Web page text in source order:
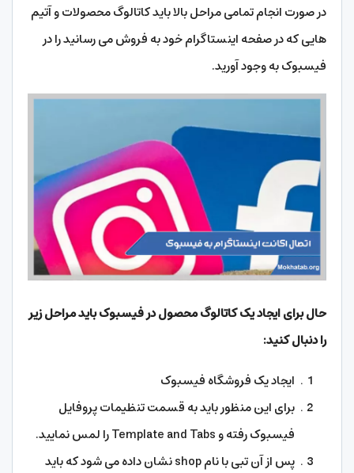
در صورت انجام تمامی مراحل بالا باید کاتالوگ محصولات و آتیم
هایی که در صفحه اینستاگرام خود به فروش می رسانید را در
فیسبوک به وجود آورید.
حال برای ایجاد یک کاتالوگ محصول در فیسبوک باید مراحل زیر
را دنبال کنید:
ایجاد یک فروشگاه فیسبوک
برای این منظور باید به قسمت تنظیمات پروفایل
فیسبوک رفته و Template and Tabs را لمس نمایید.
پس از آن تبی با نام shop نشان داده می شود که باید